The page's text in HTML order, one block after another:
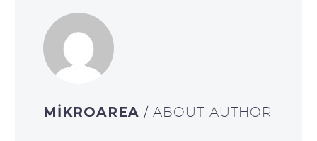
MIKROAREA / ABOUT AUTHOR